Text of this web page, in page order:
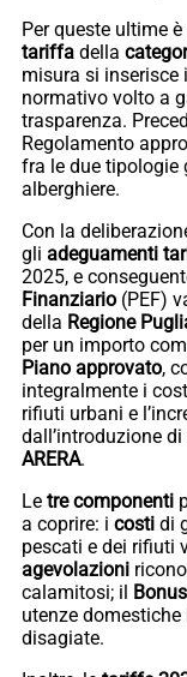
Per queste ultime
tariffa della
misura si inserisce
normativo volto a
trasparenza.
Regolamento
fra le due tipologie
alberghiere.
Con la
gli adeguamenti
2025, e
Finanziario (PEF)
della Regione
per un importo
Piano approvato,
integralmente i
rifiuti urbani e
dall’introduzione
ARERA.
Le tre componenti
a coprire: i costi di
pescati e dei rifiuti
agevolazioni
calamitosi; il
utenze
disagiate.